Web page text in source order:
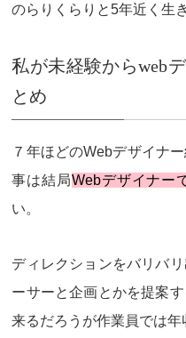
のらりくらりと5年近く生
私が未経験からweb
とめ
７年ほどのWebデザイナ
事は結局Webデザイナー
い。
ディレクションをバリバ
ーサーと企画とかを提案
来るだろうが作業員では年